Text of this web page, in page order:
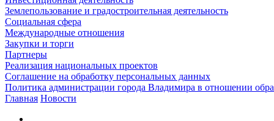
Землепользование и градостроительная деятельность
Социальная сфера
Международные отношения
Закупки и торги
Партнеры
Реализация национальных проектов
Соглашение на обработку персональных данных
Политика администрации города Владимира в отношении
Главная Новости